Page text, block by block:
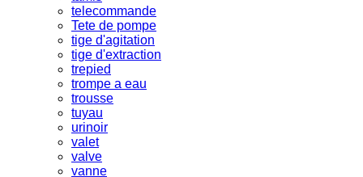
telecommande
Tete de pompe
tige d'agitation
tige d'extraction
trepied
trompe a eau
trousse
tuyau
urinoir
valet
valve
vanne